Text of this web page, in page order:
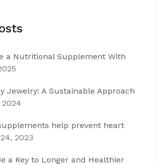
a Nutritional Supplement With
Jewelry: A Sustainable Approach
help prevent heart
2023
a Key to Longer and Healthier